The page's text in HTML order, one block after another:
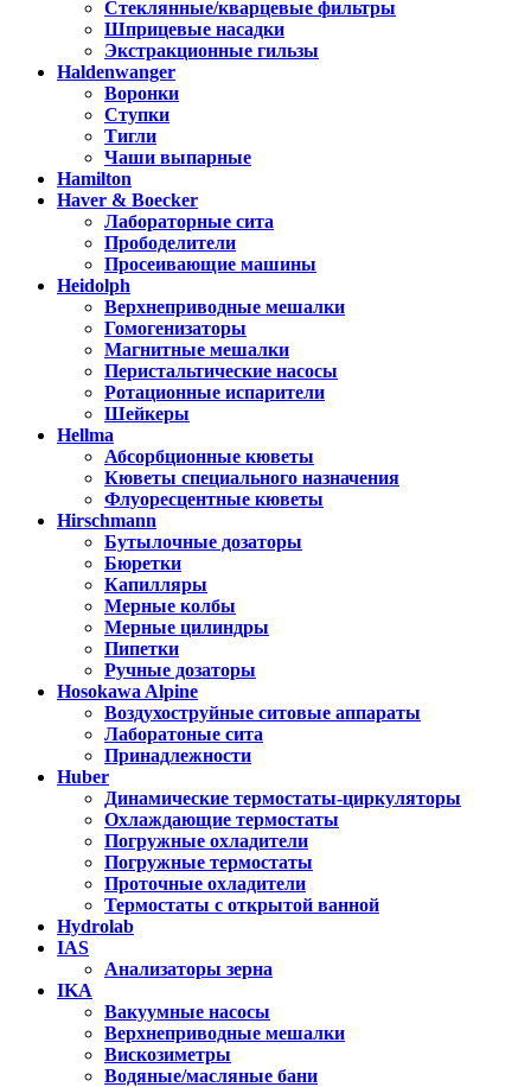
Стеклянные/кварцевые фильтры
Шприцевые насадки
Экстракционные гильзы
Haldenwanger
Воронки
Ступки
Тигли
Чаши выпарные
Hamilton
Haver & Boecker
Лабораторные сита
Прободелители
Просеивающие машины
Heidolph
Верхнеприводные мешалки
Гомогенизаторы
Магнитные мешалки
Перистальтические насосы
Ротационные испарители
Шейкеры
Hellma
Абсорбционные кюветы
Кюветы специального назначения
Флуоресцентные кюветы
Hirschmann
Бутылочные дозаторы
Бюретки
Капилляры
Мерные колбы
Мерные цилиндры
Пипетки
Ручные дозаторы
Hosokawa Alpine
Воздухоструйные ситовые аппараты
Лаборатоные сита
Принадлежности
Huber
Динамические термостаты-циркуляторы
Охлаждающие термостаты
Погружные охладители
Погружные термостаты
Проточные охладители
Термостаты с открытой ванной
Hydrolab
IAS
Анализаторы зерна
IKA
Вакуумные насосы
Верхнеприводные мешалки
Вискозиметры
Водяные/масляные бани